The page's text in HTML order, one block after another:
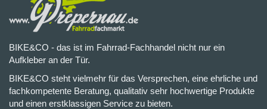
BIKE&CO - das ist im Fahrrad-Fachhandel nicht nur ein
Aufkleber an der Tür.
BIKE&CO steht vielmehr für das Versprechen, eine ehrliche und
fachkompetente Beratung, qualitativ sehr hochwertige Produkte
und einen erstklassigen Service zu bieten.